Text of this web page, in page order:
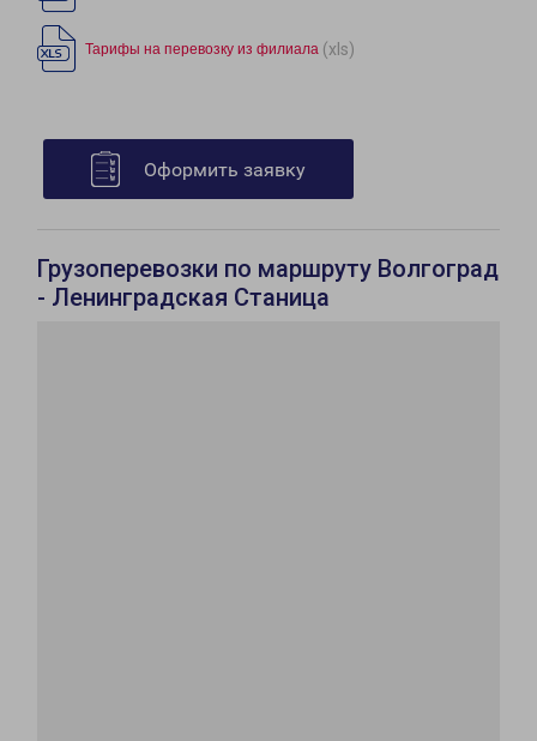
Тарифы на перевозку из филиала (xls)
Оформить заявку
Грузоперевозки по маршруту Волгоград
- Ленинградская Станица